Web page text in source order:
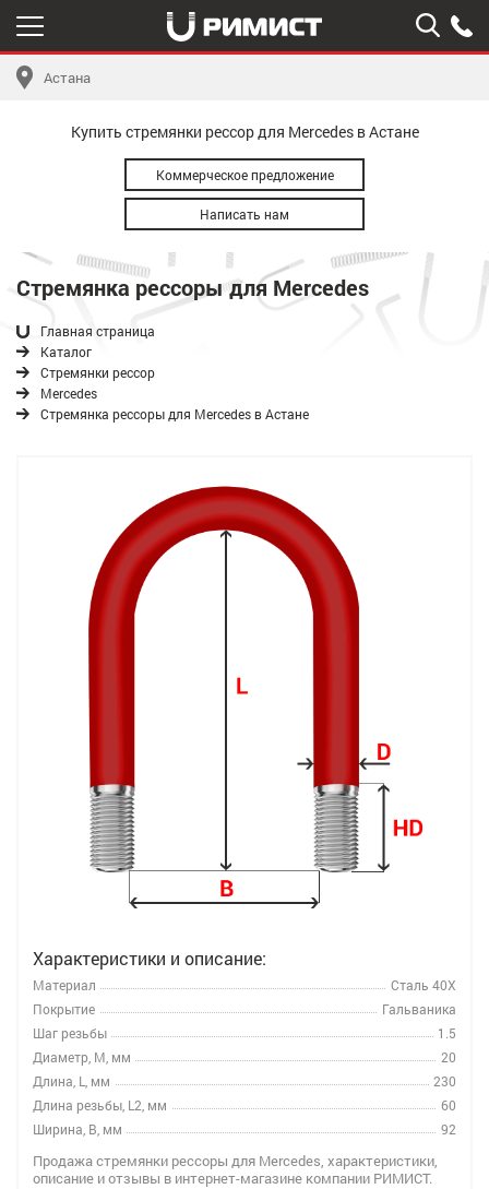
Астана
Купить стремянки рессор для Mercedes в Астане
Коммерческое предложение
Написать нам
Стремянка рессоры для Mercedes
Главная страница
Каталог
Стремянки рессор
Mercedes
Стремянка рессоры для Mercedes в Астане
Характеристики и описание:
Материал
Сталь 40Х
Покрытие
Гальваника
Шаг резьбы
1.5
Диаметр, M, мм
20
Длина, L, мм
230
Длина резьбы, L2, мм
60
Ширина, B, мм
92
Продажа стремянки рессоры для Mercedes, характеристики,
описание и отзывы в интернет-магазине компании РИМИСТ.